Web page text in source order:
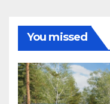
You missed